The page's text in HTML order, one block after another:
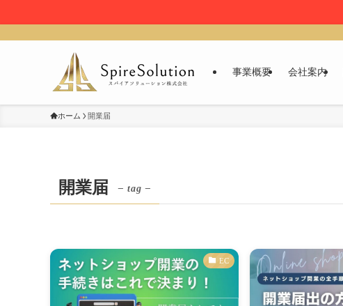
事業概要 会社案内
ホーム 開業届
開業届 – tag –
EC